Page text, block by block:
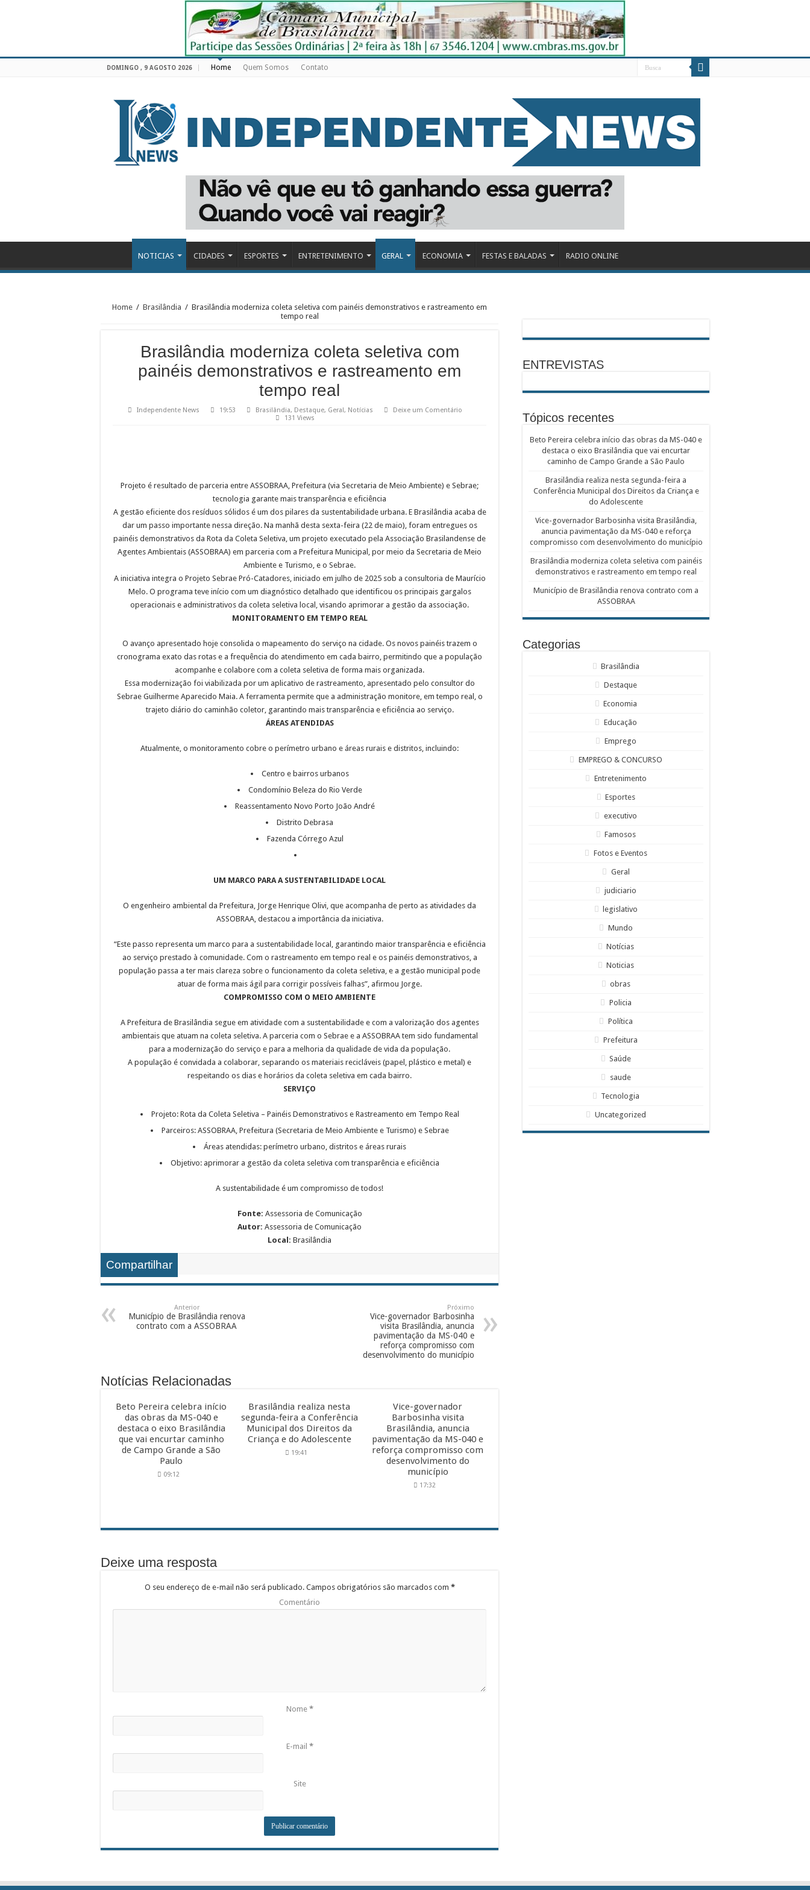
DOMINGO , 9 AGOSTO 2026 Home Quem Somos Contato
NOTICIAS CIDADES ESPORTES ENTRETENIMENTO GERAL ECONOMIA FESTAS E BALADAS RADIO ONLINE
Home / Brasilândia / Brasilândia moderniza coleta seletiva com painéis demonstrativos e rastreamento em
tempo real
Brasilândia moderniza coleta seletiva com
painéis demonstrativos e rastreamento em
tempo real
Independente News 19:53 Brasilândia, Destaque, Geral, Notícias
Deixe um Comentário
131 Views
Projeto é resultado de parceria entre ASSOBRAA, Prefeitura (via Secretaria de Meio Ambiente) e Sebrae;
tecnologia garante mais transparência e eficiência
A gestão eficiente dos resíduos sólidos é um dos pilares da sustentabilidade urbana. E Brasilândia acaba de
dar um passo importante nessa direção. Na manhã desta sexta-feira (22 de maio), foram entregues os
painéis demonstrativos da Rota da Coleta Seletiva, um projeto executado pela Associação Brasilandense de
Agentes Ambientais (ASSOBRAA) em parceria com a Prefeitura Municipal, por meio da Secretaria de Meio
Ambiente e Turismo, e o Sebrae.
A iniciativa integra o Projeto Sebrae Pró-Catadores, iniciado em julho de 2025 sob a consultoria de Maurício
Melo. O programa teve início com um diagnóstico detalhado que identificou os principais gargalos
operacionais e administrativos da coleta seletiva local, visando aprimorar a gestão da associação.
MONITORAMENTO EM TEMPO REAL
O avanço apresentado hoje consolida o mapeamento do serviço na cidade. Os novos painéis trazem o
cronograma exato das rotas e a frequência do atendimento em cada bairro, permitindo que a população
acompanhe e colabore com a coleta seletiva de forma mais organizada.
Essa modernização foi viabilizada por um aplicativo de rastreamento, apresentado pelo consultor do
Sebrae Guilherme Aparecido Maia. A ferramenta permite que a administração monitore, em tempo real, o
trajeto diário do caminhão coletor, garantindo mais transparência e eficiência ao serviço.
ÁREAS ATENDIDAS
Atualmente, o monitoramento cobre o perímetro urbano e áreas rurais e distritos, incluindo:
Centro e bairros urbanos
Condomínio Beleza do Rio Verde
Reassentamento Novo Porto João André
Distrito Debrasa
Fazenda Córrego Azul
UM MARCO PARA A SUSTENTABILIDADE LOCAL
O engenheiro ambiental da Prefeitura, Jorge Henrique Olivi, que acompanha de perto as atividades da
ASSOBRAA, destacou a importância da iniciativa.
“Este passo representa um marco para a sustentabilidade local, garantindo maior transparência e eficiência
ao serviço prestado à comunidade. Com o rastreamento em tempo real e os painéis demonstrativos, a
população passa a ter mais clareza sobre o funcionamento da coleta seletiva, e a gestão municipal pode
atuar de forma mais ágil para corrigir possíveis falhas”, afirmou Jorge.
COMPROMISSO COM O MEIO AMBIENTE
A Prefeitura de Brasilândia segue em atividade com a sustentabilidade e com a valorização dos agentes
ambientais que atuam na coleta seletiva. A parceria com o Sebrae e a ASSOBRAA tem sido fundamental
para a modernização do serviço e para a melhoria da qualidade de vida da população.
A população é convidada a colaborar, separando os materiais recicláveis (papel, plástico e metal) e
respeitando os dias e horários da coleta seletiva em cada bairro.
SERVIÇO
Projeto: Rota da Coleta Seletiva – Painéis Demonstrativos e Rastreamento em Tempo Real
Parceiros: ASSOBRAA, Prefeitura (Secretaria de Meio Ambiente e Turismo) e Sebrae
Áreas atendidas: perímetro urbano, distritos e áreas rurais
Objetivo: aprimorar a gestão da coleta seletiva com transparência e eficiência
A sustentabilidade é um compromisso de todos!
Fonte: Assessoria de Comunicação
Autor: Assessoria de Comunicação
Local: Brasilândia
Compartilhar
Anterior
Município de Brasilândia renova
contrato com a ASSOBRAA
Próximo
Vice-governador Barbosinha
visita Brasilândia, anuncia
pavimentação da MS-040 e
reforça compromisso com
desenvolvimento do município
Notícias Relacionadas
Beto Pereira celebra início
das obras da MS-040 e
destaca o eixo Brasilândia
que vai encurtar caminho
de Campo Grande a São
Paulo
09:12
Brasilândia realiza nesta
segunda-feira a Conferência
Municipal dos Direitos da
Criança e do Adolescente
19:41
Vice-governador
Barbosinha visita
Brasilândia, anuncia
pavimentação da MS-040 e
reforça compromisso com
desenvolvimento do
município
17:32
Deixe uma resposta
O seu endereço de e-mail não será publicado.Campos obrigatórios são marcados com *
Comentário
Nome *
E-mail *
Site
ENTREVISTAS
Tópicos recentes
Beto Pereira celebra início das obras da MS-040 e
destaca o eixo Brasilândia que vai encurtar
caminho de Campo Grande a São Paulo
Brasilândia realiza nesta segunda-feira a
Conferência Municipal dos Direitos da Criança e
do Adolescente
Vice-governador Barbosinha visita Brasilândia,
anuncia pavimentação da MS-040 e reforça
compromisso com desenvolvimento do município
Brasilândia moderniza coleta seletiva com painéis
demonstrativos e rastreamento em tempo real
Município de Brasilândia renova contrato com a
ASSOBRAA
Categorias
Brasilândia
Destaque
Economia
Educação
Emprego
EMPREGO & CONCURSO
Entretenimento
Esportes
executivo
Famosos
Fotos e Eventos
Geral
judiciario
legislativo
Mundo
Notícias
Noticias
obras
Policia
Política
Prefeitura
Saúde
saude
Tecnologia
Uncategorized